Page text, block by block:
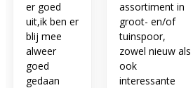
er goed
uit,ik ben er
blij mee
alweer
goed
gedaan
assortiment in
groot- en/of
tuinspoor,
zowel nieuw als
ook
interessante